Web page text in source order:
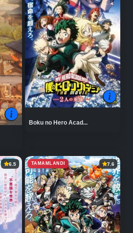
Boku no Hero Acad...
6.5 TAMAMLANDI 7.6